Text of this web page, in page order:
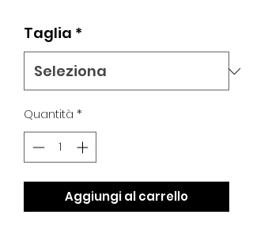
Taglia *
Quantità *
Aggiungi al carrello